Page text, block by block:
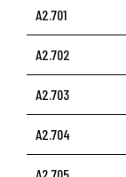
A2.701
A2.702
A2.703
A2.704